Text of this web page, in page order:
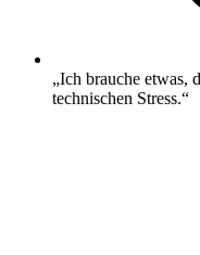
„Ich brauche etwas,
technischen Stress.“